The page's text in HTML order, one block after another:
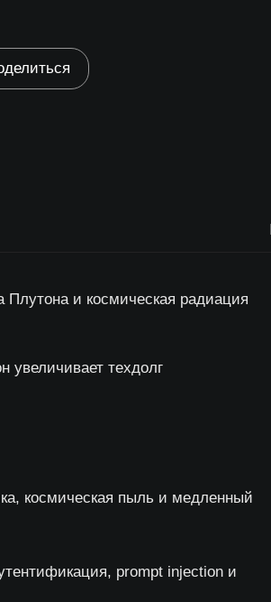
и космическая радиация
увеличивает техдолг
космическая пыль и медленный
prompt injection и